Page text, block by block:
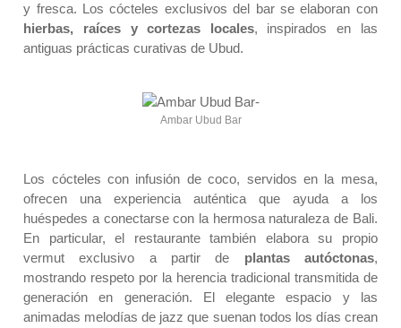
y fresca. Los cócteles exclusivos del bar se elaboran con
hierbas, raíces y cortezas locales, inspirados en las
antiguas prácticas curativas de Ubud.
Ambar Ubud Bar
Los cócteles con infusión de coco, servidos en la mesa,
ofrecen una experiencia auténtica que ayuda a los
huéspedes a conectarse con la hermosa naturaleza de Bali.
En particular, el restaurante también elabora su propio
vermut exclusivo a partir de plantas autóctonas,
mostrando respeto por la herencia tradicional transmitida de
generación en generación. El elegante espacio y las
animadas melodías de jazz que suenan todos los días crean